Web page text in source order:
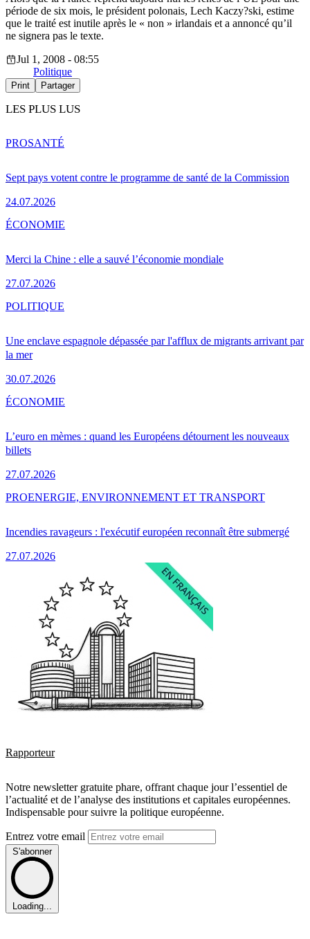
période de six mois, le président polonais, Lech Kaczy?ski, estime
que le traité est inutile après le « non » irlandais et a annoncé qu’il
ne signera pas le texte.
Jul 1, 2008 - 08:55
Politique
Print Partager
LES PLUS LUS
Sept pays votent contre le programme de santé de la Commission
24.07.2026
PROSANTÉ
Merci la Chine : elle a sauvé l’économie mondiale
27.07.2026
ÉCONOMIE
Une enclave espagnole dépassée par l'afflux de migrants arrivant par
la mer
30.07.2026
POLITIQUE
L’euro en mèmes : quand les Européens détournent les nouveaux
billets
27.07.2026
ÉCONOMIE
Incendies ravageurs : l'exécutif européen reconnaît être submergé
27.07.2026
PROENERGIE, ENVIRONNEMENT ET TRANSPORT
Rapporteur
Notre newsletter gratuite phare, offrant chaque jour l’essentiel de
l’actualité et de l’analyse des institutions et capitales européennes.
Indispensable pour suivre la politique européenne.
Entrez votre email
S'abonner
Loading...